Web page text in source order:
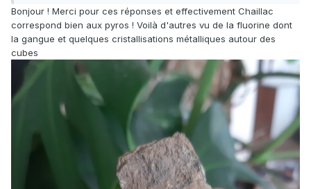
Bonjour ! Merci pour ces réponses et effectivement Chaillac
correspond bien aux pyros ! Voilà d'autres vu de la fluorine dont
la gangue et quelques cristallisations métalliques autour des
cubes